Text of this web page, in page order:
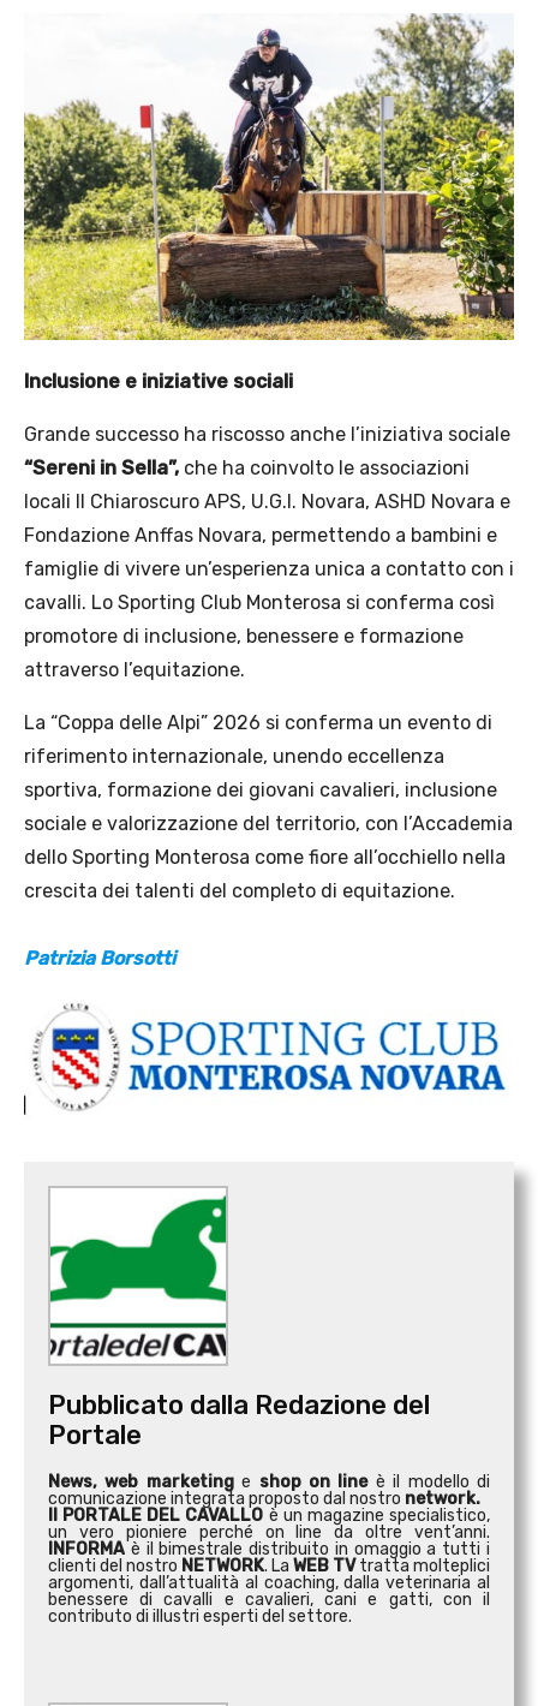
Inclusione e iniziative sociali
Grande successo ha riscosso anche l’iniziativa sociale
“Sereni in Sella”, che ha coinvolto le associazioni
locali Il Chiaroscuro APS, U.G.I. Novara, ASHD Novara e
Fondazione Anffas Novara, permettendo a bambini e
famiglie di vivere un’esperienza unica a contatto con i
cavalli. Lo Sporting Club Monterosa si conferma così
promotore di inclusione, benessere e formazione
attraverso l’equitazione.
La “Coppa delle Alpi” 2026 si conferma un evento di
riferimento internazionale, unendo eccellenza
sportiva, formazione dei giovani cavalieri, inclusione
sociale e valorizzazione del territorio, con l’Accademia
dello Sporting Monterosa come fiore all’occhiello nella
crescita dei talenti del completo di equitazione.
Patrizia Borsotti
Pubblicato dalla Redazione del
Portale
News, web marketinge shop on line è il modello di
comunicazione integrata proposto dal nostro network.
Il PORTALE DEL CAVALLO è un magazine specialistico,
un vero pioniere perché on line da oltre vent’anni.
INFORMA è il bimestrale distribuito in omaggio a tutti i
clienti del nostro NETWORK. La WEB TVtratta molteplici
argomenti, dall’attualità al coaching, dalla veterinaria al
benessere di cavalli e cavalieri, cani e gatti, con il
contributo di illustri esperti del settore.